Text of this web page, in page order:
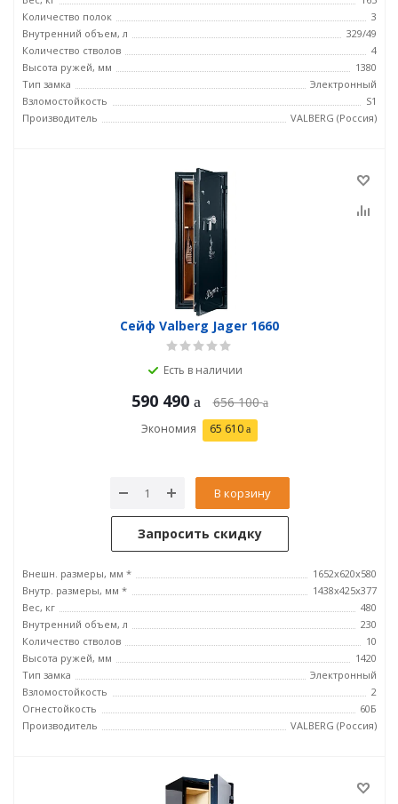
Количество полок
3
Внутренний объем, л
329/49
Количество стволов
4
Высота ружей, мм
1380
Тип замка
Электронный
Взломостойкость
S1
Производитель
VALBERG (Россия)
Сейф Valberg Jager 1660
Есть в наличии
590 490 656 100
Экономия 65 610
В корзину
Запросить скидку
Внешн. размеры, мм *
1652x620x580
Внутр. размеры, мм *
1438x425x377
Вес, кг
480
Внутренний объем, л
230
Количество стволов
10
Высота ружей, мм
1420
Тип замка
Электронный
Взломостойкость
2
Огнестойкость
60Б
Производитель
VALBERG (Россия)